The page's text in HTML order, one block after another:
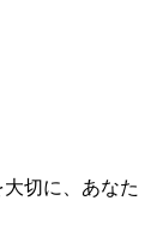
切に、あなた